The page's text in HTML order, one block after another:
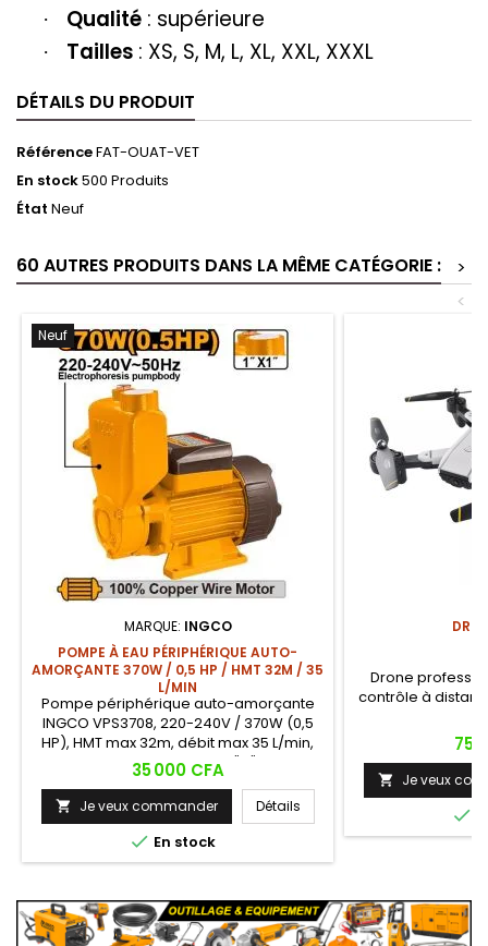
· Qualité : supérieure
· Tailles : XS, S, M, L, XL, XXL, XXXL
DÉTAILS DU PRODUIT
RéférenceFAT-OUAT-VET
En stock500 Produits
État Neuf
60 AUTRES PRODUITS DANS LA MÊME CATÉGORIE :
>
<
Neuf
MARQUE: INGCO
POMPE À EAU PÉRIPHÉRIQUE AUTO-
AMORÇANTE 370W / 0,5 HP / HMT 32M / 35
L/MIN
Pompe périphérique auto-amorçante
INGCO VPS3708, 220-240V / 370W (0,5
HP), HMT max 32m, débit max 35 L/min,
aspiration max 8m, tuyaux 1"x1", turbine
laiton, moteur fil de cuivre. S'amorce
automatiquement sans remplissage
manuel – idéale pour les puits, forages
peu profonds et installations où la
pompe est au-dessus de la source.
Prix
35 000 CFA
 Je veux commander Détails
 En stock
Drone
contrôle à
Prix
75
 Je veux
